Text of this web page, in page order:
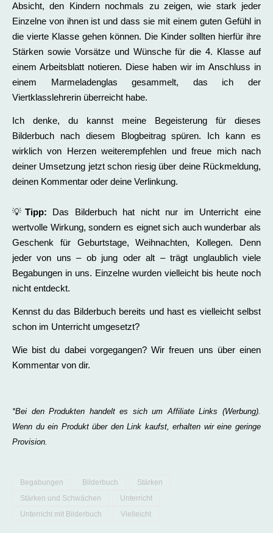
Absicht, den Kindern nochmals zu zeigen, wie stark jeder
Einzelne von ihnen ist und dass sie mit einem guten Gefühl in
die vierte Klasse gehen können. Die Kinder sollten hierfür ihre
Stärken sowie Vorsätze und Wünsche für die 4. Klasse auf
einem Arbeitsblatt notieren. Diese haben wir im Anschluss in
einem Marmeladenglas gesammelt, das ich der
Viertklasslehrerin überreicht habe.
Ich denke, du kannst meine Begeisterung für dieses
Bilderbuch nach diesem Blogbeitrag spüren. Ich kann es
wirklich von Herzen weiterempfehlen und freue mich nach
deiner Umsetzung jetzt schon riesig über deine Rückmeldung,
deinen Kommentar oder deine Verlinkung.
💡 Tipp: Das Bilderbuch hat nicht nur im Unterricht eine
wertvolle Wirkung, sondern es eignet sich auch wunderbar als
Geschenk für Geburtstage, Weihnachten, Kollegen. Denn
jeder von uns – ob jung oder alt – trägt unglaublich viele
Begabungen in uns. Einzelne wurden vielleicht bis heute noch
nicht entdeckt.
Kennst du das Bilderbuch bereits und hast es vielleicht selbst
schon im Unterricht umgesetzt?
Wie bist du dabei vorgegangen? Wir freuen uns über einen
Kommentar von dir.
*Bei den Produkten handelt es sich um Affiliate Links (Werbung).
Wenn du ein Produkt über den Link kaufst, erhalten wir eine geringe
Provision.
Begabungen Bilderbuch
Stärken
Stärken und Schwächen
Unterricht
Unterricht mit Bilderbuch
Vielleicht